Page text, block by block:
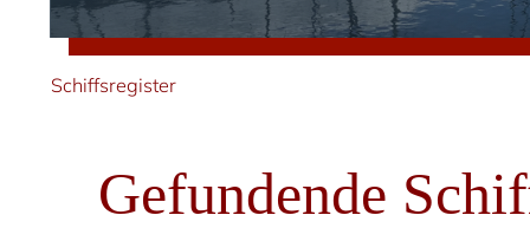
Schiffsregister
Gefundende